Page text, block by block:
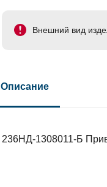
Внешний вид
Описание
236НД-1308011-Б